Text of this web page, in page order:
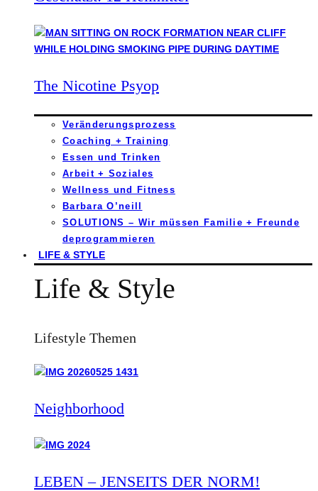
The Nicotine Psyop
Veränderungsprozess
Coaching + Training
Essen und Trinken
Arbeit + Soziales
Wellness und Fitness
Barbara O’neill
SOLUTIONS – Wir müssen Familie + Freunde
deprogrammieren
LIFE & STYLE
Life & Style
Lifestyle Themen
Neighborhood
LEBEN – JENSEITS DER NORM!